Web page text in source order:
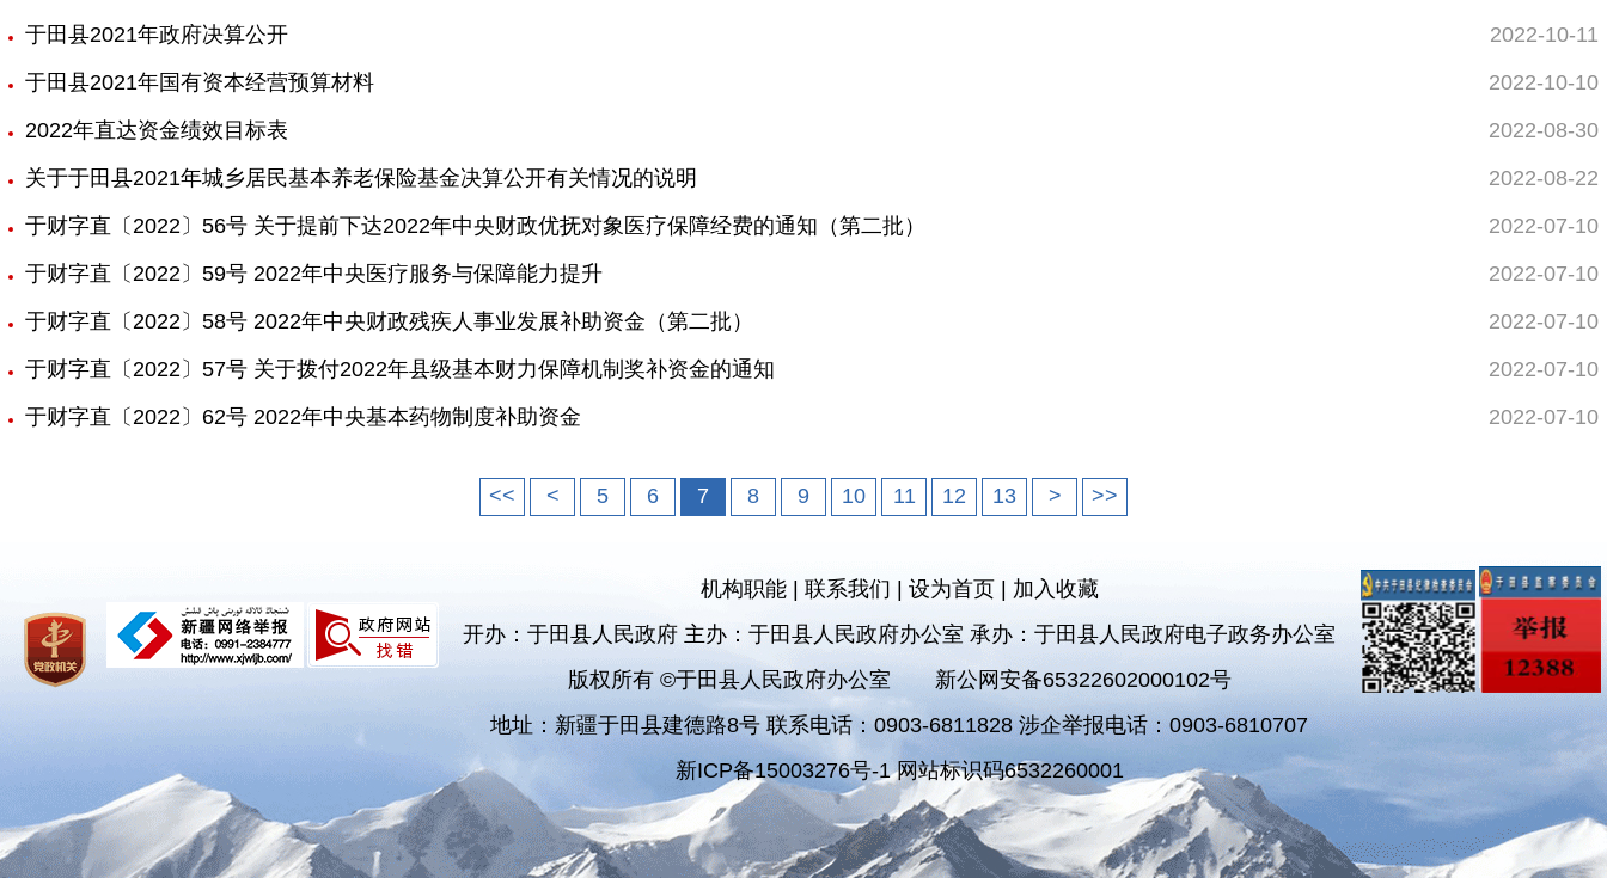
于田县2021年政府决算公开
2022-10-11
于田县2021年国有资本经营预算材料
2022-10-10
2022年直达资金绩效目标表
2022-08-30
关于于田县2021年城乡居民基本养老保险基金决算公开有关情况的说明
2022-08-22
于财字直〔2022〕56号 关于提前下达2022年中央财政优抚对象医疗保障经费的通知（第二批）
2022-07-10
于财字直〔2022〕59号 2022年中央医疗服务与保障能力提升
2022-07-10
于财字直〔2022〕58号 2022年中央财政残疾人事业发展补助资金（第二批）
2022-07-10
于财字直〔2022〕57号 关于拨付2022年县级基本财力保障机制奖补资金的通知
2022-07-10
于财字直〔2022〕62号 2022年中央基本药物制度补助资金
2022-07-10
<< < 5 6 7 8 9 10 11 12 13 > >>
机构职能| 联系我们 设为首页| 加入收藏
开办：于田县人民政府 主办：于田县人民政府办公室 承办：于田县人民政府电子政务办公室
版权所有 ©于田县人民政府办公室
新公网安备65322602000102号
地址：新疆于田县建德路8号 联系电话：0903-6811828 涉企举报电话：0903-6810707
新ICP备15003276号-1 网站标识码6532260001